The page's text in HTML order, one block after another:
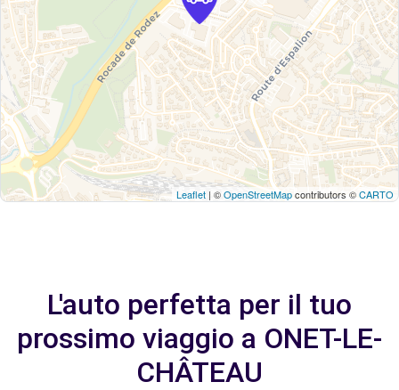
Leaflet | ©OpenStreetMapcontributors ©CARTO
L'auto perfetta per il tuo
prossimo viaggio a ONET-LE-
CHÂTEAU